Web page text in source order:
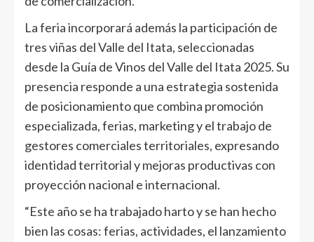
La feria incorporará además la participación de
tres viñas del Valle del Itata, seleccionadas
desde la Guía de Vinos del Valle del Itata 2025. Su
presencia responde a una estrategia sostenida
de posicionamiento que combina promoción
especializada, ferias, marketing y el trabajo de
gestores comerciales territoriales, expresando
identidad territorial y mejoras productivas con
proyección nacional e internacional.
“Este año se ha trabajado harto y se han hecho
bien las cosas: ferias, actividades, el lanzamiento